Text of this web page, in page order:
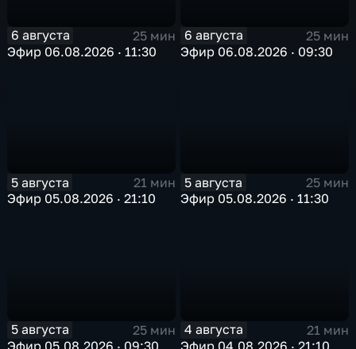
6 августа
25 мин
Эфир 06.08.2026 · 11:30
6 августа
25 мин
Эфир 06.08.2026 · 09:30
5 августа
21 мин
Эфир 05.08.2026 · 21:10
5 августа
25 мин
Эфир 05.08.2026 · 11:30
5 августа
25 мин
Эфир 05.08.2026 · 09:30
4 августа
21 мин
Эфир 04.08.2026 · 21:10